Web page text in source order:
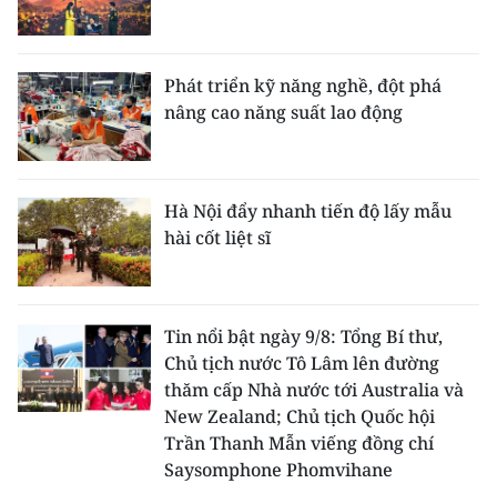
Phát triển kỹ năng nghề, đột phá
nâng cao năng suất lao động
Hà Nội đẩy nhanh tiến độ lấy mẫu
hài cốt liệt sĩ
Tin nổi bật ngày 9/8: Tổng Bí thư,
Chủ tịch nước Tô Lâm lên đường
thăm cấp Nhà nước tới Australia và
New Zealand; Chủ tịch Quốc hội
Trần Thanh Mẫn viếng đồng chí
Saysomphone Phomvihane